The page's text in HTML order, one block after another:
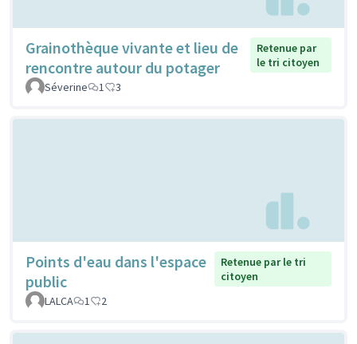
Grainothèque vivante et lieu de
rencontre autour du potager
Retenue par
le tri citoyen
Séverine
1 3
Points d'eau dans l'espace
public
Retenue par le tri
citoyen
LALCA
1 2